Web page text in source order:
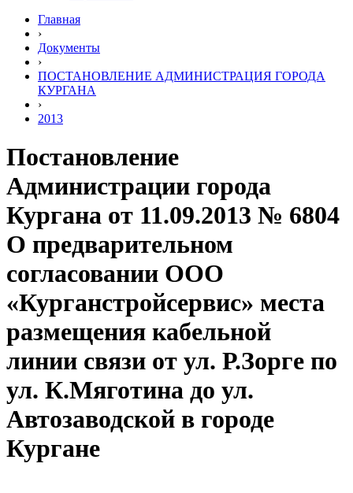
Главная
›
Документы
›
ПОСТАНОВЛЕНИЕ АДМИНИСТРАЦИЯ ГОРОДА
КУРГАНА
›
2013
Постановление
Администрации города
Кургана от 11.09.2013 № 6804
О предварительном
согласовании ООО
«Курганстройсервис» места
размещения кабельной
линии связи от ул. Р.Зорге по
ул. К.Мяготина до ул.
Автозаводской в городе
Кургане